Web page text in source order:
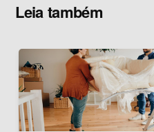
Leia também